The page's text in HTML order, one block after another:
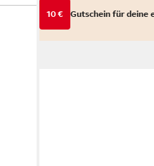
10 € Gutschein für deine